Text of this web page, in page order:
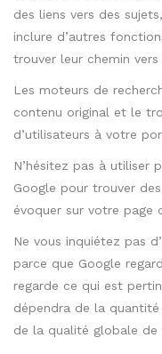
des liens vers des
inclure d’autres
trouver leur chemin
Les moteurs de
contenu original et le
d’utilisateurs à votre
N’hésitez pas à utiliser
Google pour trouver
évoquer sur votre page
Ne vous inquiétez pas
parce que Google
regarde ce qui est
dépendra de la
de la qualité globale de